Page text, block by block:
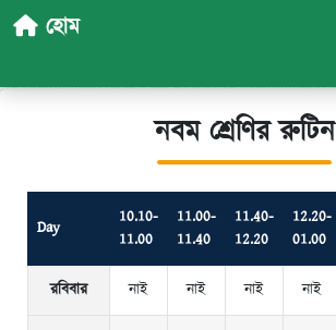
হোম
নবম শ্রেণির রুটিন
Day
10.10-
11.00
11.00-
11.40
11.40-
12.20
12.20-
01.00
রবিবার নাই নাই নাই নাই